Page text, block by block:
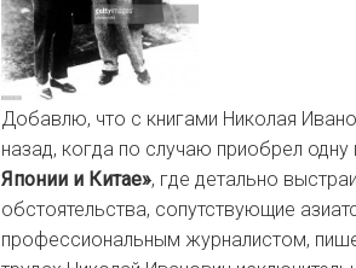
Добавлю, что с книгами Николая
назад, когда по случаю приобрел
Японии и Китае», где детально
обстоятельства, сопутствующие
профессиональным журналистом,